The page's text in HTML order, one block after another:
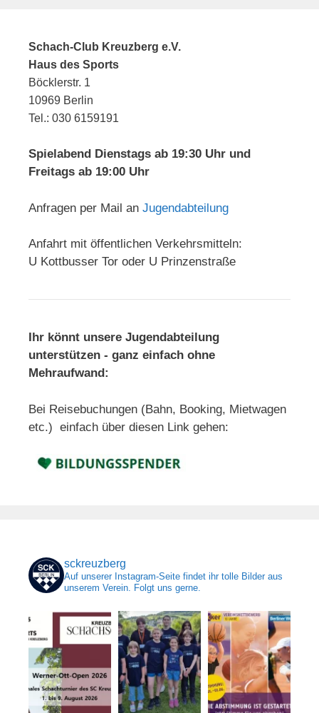
Schach-Club Kreuzberg e.V.
Haus des Sports
Böcklerstr. 1
10969 Berlin
Tel.: 030 6159191
Spielabend Dienstags ab 19:30 Uhr und
Freitags ab 19:00 Uhr
Anfragen per Mail an Jugendabteilung
Anfahrt mit öffentlichen Verkehrsmitteln:
U Kottbusser Tor oder U Prinzenstraße
Ihr könnt unsere Jugendabteilung
unterstützen - ganz einfach ohne
Mehraufwand:
Bei Reisebuchungen (Bahn, Booking, Mietwagen
etc.) einfach über diesen Link gehen:
sckreuzberg
Auf unserer Instagram-Seite findet ihr tolle Bilder aus
unserem Verein. Folgt uns gerne.